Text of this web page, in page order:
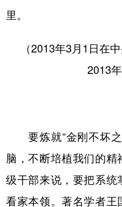
里。
（2013年3月1日在
2013
要炼就“金刚不坏之
脑，不断培植我们的
级干部来说，要把系统
看家本领。著名学者王